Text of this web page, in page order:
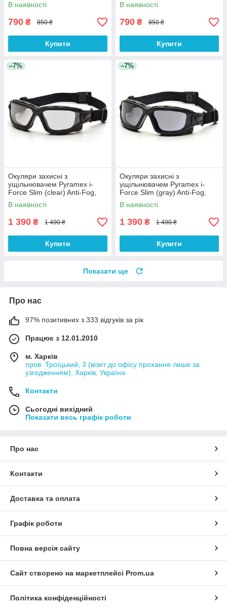
В наявності
790 ₴ 850 ₴
Купити
В наявності
790 ₴ 850 ₴
Купити
–7%
Окуляри захисні з
ущільнювачем Pyramex i-
Force Slim (clear) Anti-Fog,
прозорі
В наявності
1 390 ₴ 1 490 ₴
Купити
–7%
Окуляри захисні з
ущільнювачем Pyramex i-
Force Slim (gray) Anti-Fog,
чорні
В наявності
1 390 ₴ 1 490 ₴
Купити
Показати ще
Про нас
97% позитивних з 333 відгуків за рік
Працює з 12.01.2010
м. Харків
пров. Троїцький, 3 (візит до офісу прохання лише за
узгодженням), Харків, Україна
Контакти
Сьогодні вихідний
Показати весь графік роботи
Про нас
Контакти
Доставка та оплата
Графік роботи
Повна версія сайту
Сайт створено на маркетплейсі Prom.ua
Політика конфіденційності